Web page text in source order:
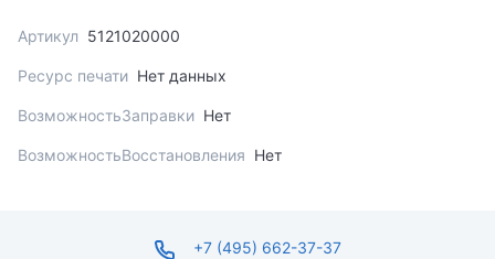
Артикул 5121020000
Ресурс печати Нет данных
ВозможностьЗаправки Нет
ВозможностьВосстановления Нет
+7 (495) 662-37-37